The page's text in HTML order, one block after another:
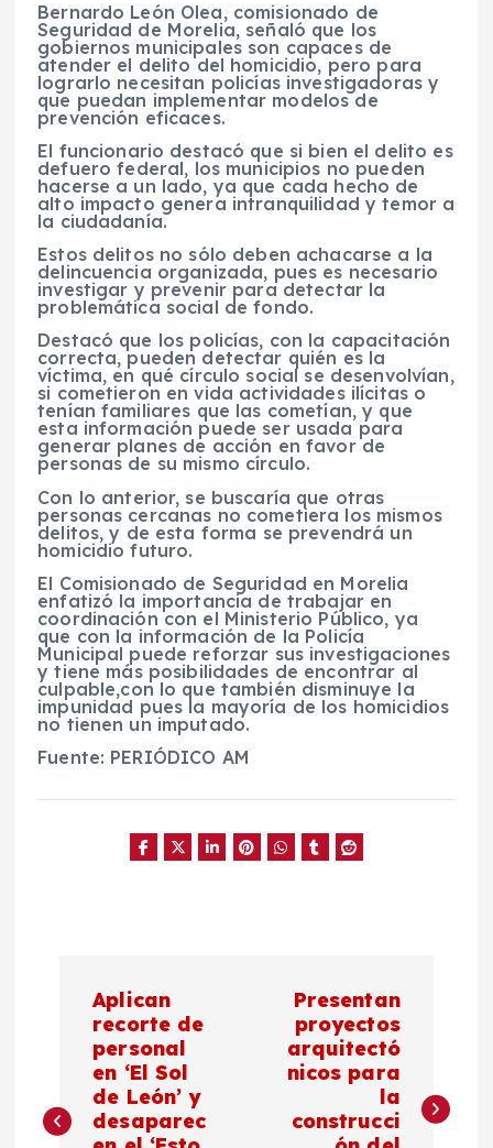
Bernardo León Olea, comisionado de
Seguridad de Morelia, señaló que los
gobiernos municipales son capaces de
atender el delito del homicidio, pero para
lograrlo necesitan policías investigadoras y
que puedan implementar modelos de
prevención eficaces.
El funcionario destacó que si bien el delito es
defuero federal, los municipios no pueden
hacerse a un lado, ya que cada hecho de
alto impacto genera intranquilidad y temor a
la ciudadanía.
Estos delitos no sólo deben achacarse a la
delincuencia organizada, pues es necesario
investigar y prevenir para detectar la
problemática social de fondo.
Destacó que los policías, con la capacitación
correcta, pueden detectar quién es la
víctima, en qué círculo social se desenvolvían,
si cometieron en vida actividades ilícitas o
tenían familiares que las cometían, y que
esta información puede ser usada para
generar planes de acción en favor de
personas de su mismo círculo.
Con lo anterior, se buscaría que otras
personas cercanas no cometiera los mismos
delitos, y de esta forma se prevendrá un
homicidio futuro.
El Comisionado de Seguridad en Morelia
enfatizó la importancia de trabajar en
coordinación con el Ministerio Público, ya
que con la información de la Policía
Municipal puede reforzar sus investigaciones
y tiene más posibilidades de encontrar al
culpable,con lo que también disminuye la
impunidad pues la mayoría de los homicidios
no tienen un imputado.
Fuente: PERIÓDICO AM
Aplican
recorte de
personal
en ‘El Sol
de León’ y
desaparec
Presentan
proyectos
arquitectó
nicos para
la
construcci